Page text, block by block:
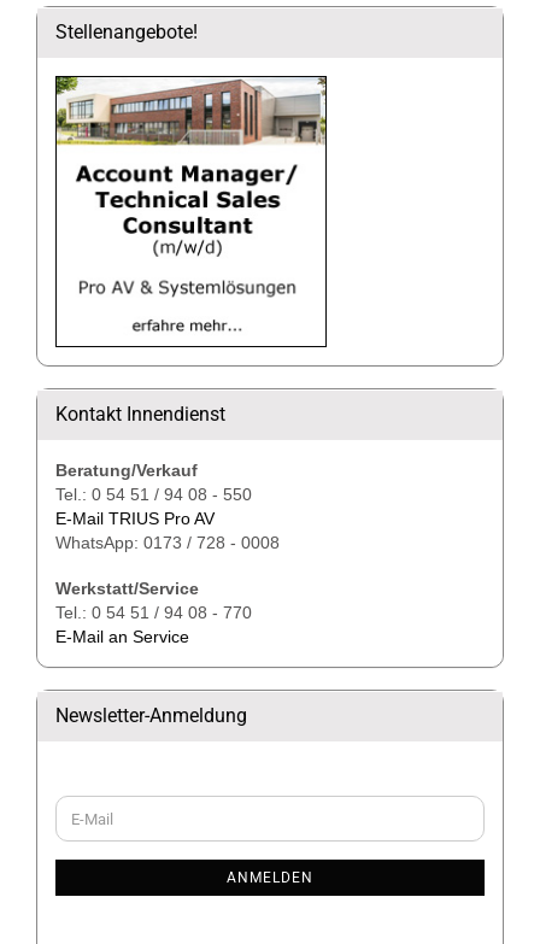
Stellenangebote!
Kontakt Innendienst
Beratung/Verkauf
Tel.: 0 54 51 / 94 08 - 550
E-Mail TRIUS Pro AV
WhatsApp: 0173 / 728 - 0008
Werkstatt/Service
Tel.: 0 54 51 / 94 08 - 770
E-Mail an Service
Newsletter-Anmeldung
WEITER
ZUR
E-
Mail
ANMELDEN